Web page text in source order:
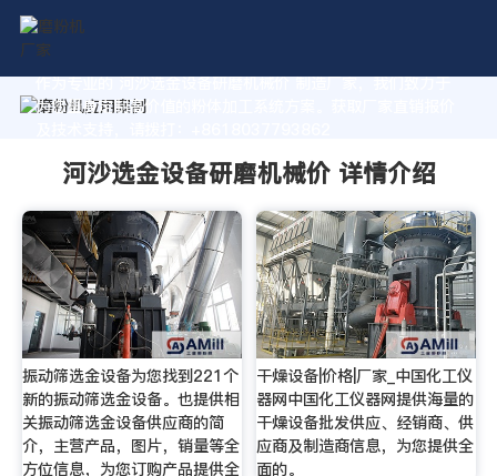
作为专业的 河沙选金设备研磨机械价 制造厂家，我们致力于
为您量身定制高价值的粉体加工系统方案。获取厂家直销报价
河沙选金设备研磨机械价 详情介绍
振动筛选金设备为您找到221个
新的振动筛选金设备。也提供相
关振动筛选金设备供应商的简
介，主营产品，图片，销量等全
方位信息，为您订购产品提供全
干燥设备|价格|厂家_中国化工仪
器网中国化工仪器网提供海量的
干燥设备批发供应、经销商、供
应商及制造商信息，为您提供全
面的。